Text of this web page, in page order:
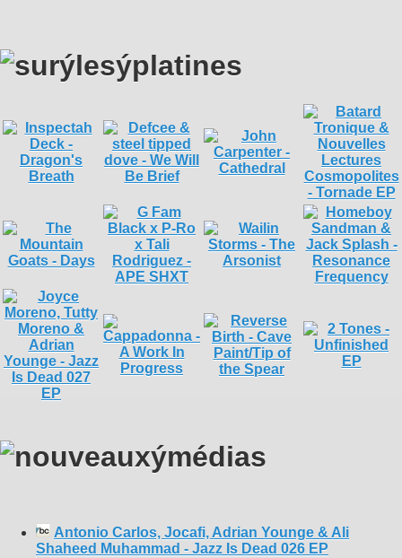
Antonio Carlos, Jocafi, Adrian Younge & Ali
Shaheed Muhammad - Jazz Is Dead 026 EP